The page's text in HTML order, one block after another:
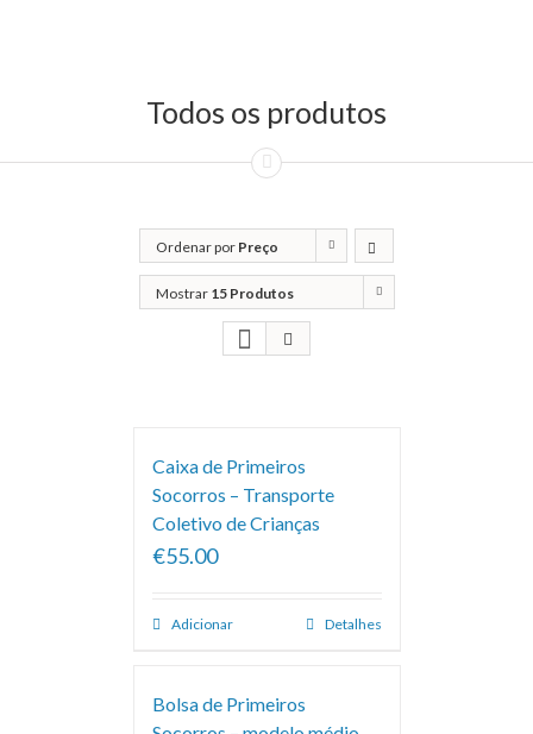
Todos os produtos
Ordenar por Preço
Mostrar 15 Produtos
Caixa de Primeiros
Socorros – Transporte
Coletivo de Crianças
€55.00
Adicionar Detalhes
Bolsa de Primeiros